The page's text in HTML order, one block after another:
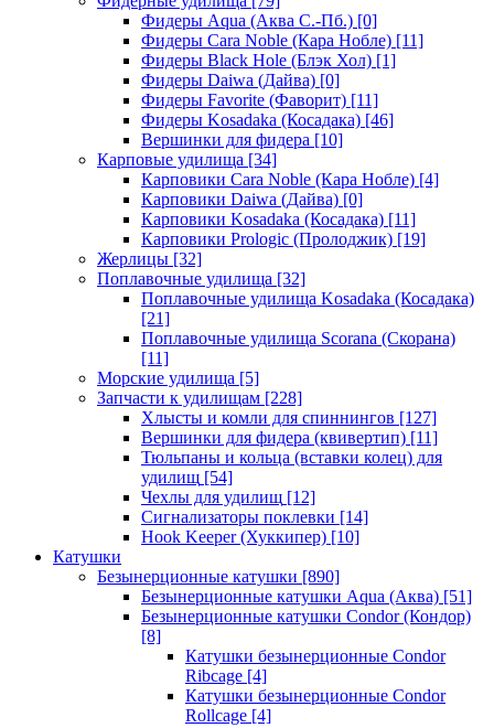
Фидеры Aqua (Аква С.-Пб.) [0]
Фидеры Cara Noble (Кара Нобле) [11]
Фидеры Black Hole (Блэк Хол) [1]
Фидеры Daiwa (Дайва) [0]
Фидеры Favorite (Фаворит) [11]
Фидеры Kosadaka (Косадака) [46]
Вершинки для фидера [10]
Карповые удилища [34]
Карповики Cara Noble (Кара Нобле) [4]
Карповики Daiwa (Дайва) [0]
Карповики Kosadaka (Косадака) [11]
Карповики Prologic (Пролоджик) [19]
Жерлицы [32]
Поплавочные удилища [32]
Поплавочные удилища Kosadaka (Косадака)
[21]
Поплавочные удилища Scorana (Скорана)
[11]
Морские удилища [5]
Запчасти к удилищам [228]
Хлысты и комли для спиннингов [127]
Вершинки для фидера (квивертип) [11]
Тюльпаны и кольца (вставки колец) для
удилищ [54]
Чехлы для удилищ [12]
Сигнализаторы поклевки [14]
Hook Keeper (Хуккипер) [10]
Катушки
Безынерционные катушки [890]
Безынерционные катушки Aqua (Аква) [51]
Безынерционные катушки Condor (Кондор)
[8]
Катушки безынерционные Condor
Ribcage [4]
Катушки безынерционные Condor
Rollcage [4]